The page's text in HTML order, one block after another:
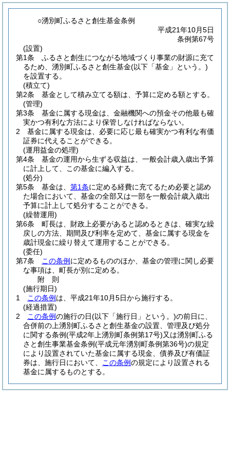
○湧別町ふるさと創生基金条例
平成21年10月5日
条例第67号
(設置)
第1条
ふるさと創生につながる地域づくり事業の財源に充て
るため、湧別町ふるさと創生基金(以下「基金」という。)
を設置する。
(積立て)
第2条
基金として積み立てる額は、予算に定める額とする。
(管理)
第3条
基金に属する現金は、金融機関への預金その他最も確
実かつ有利な方法により保管しなければならない。
2
基金に属する現金は、必要に応じ最も確実かつ有利な有価
証券に代えることができる。
(運用益金の処理)
第4条
基金の運用から生ずる収益は、一般会計歳入歳出予算
に計上して、この基金に編入する。
(処分)
第5条
基金は、 第1条に定める経費に充てるため必要と認め
た場合において、基金の全部又は一部を一般会計歳入歳出
予算に計上して処分することができる。
(繰替運用)
第6条
町長は、財政上必要があると認めるときは、確実な繰
戻しの方法、期間及び利率を定めて、基金に属する現金を
歳計現金に繰り替えて運用することができる。
(委任)
第7条
この条例 に定めるもののほか、基金の管理に関し必要
な事項は、町長が別に定める。
附 則
(施行期日)
1
この条例 は、平成21年10月5日から施行する。
(経過措置)
2
この条例の施行の日(以下「施行日」という。)の前日に、
合併前の上湧別町ふるさと創生基金の設置、管理及び処分
に関する条例(平成2年上湧別町条例第17号)又は湧別町ふる
さと創生事業基金条例(平成元年湧別町条例第36号)の規定
により設置されていた基金に属する現金、債券及び有価証
券は、施行日において、
この条例の規定により設置される
基金に属するものとする。